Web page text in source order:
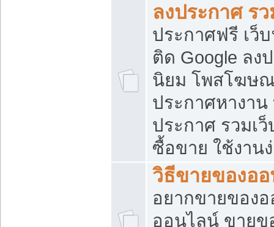
ลงประกาศ ร
ประกาศฟรี เว็
ติด Google ลง
นิยม โพสโฆษ
ประกาศหางาน
ประกาศ รวมเ
ซื้อขาย ใช้งาน
วิธีขายของอ
อยากขายของ
ออนไลน์ ขายข